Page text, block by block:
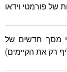
מסך חדשים של